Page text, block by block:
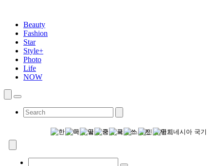
Beauty
Fashion
Star
Style+
Photo
Life
NOW